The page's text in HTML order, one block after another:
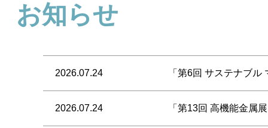
お知らせ
2026.07.24 「第6回 サステナブ
2026.07.24 「第13回 高機能金属